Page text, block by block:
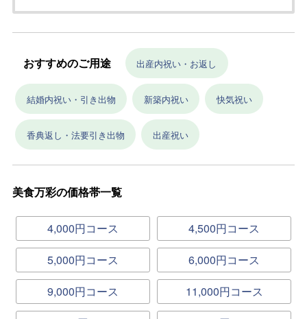
おすすめのご用途 出産内祝い・お返し
結婚内祝い・引き出物 新築内祝い 快気祝い
香典返し・法要引き出物 出産祝い
美食万彩の価格帯一覧
4,000円コース
4,500円コース
5,000円コース
6,000円コース
9,000円コース
11,000円コース